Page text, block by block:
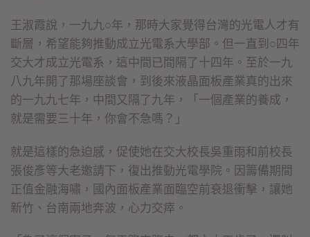
王淑霞說，一九九○年，那時大家覺得台灣的光電人才有
斷層，希望能夠推動成立光電系大學部。但一直到○四年
交大才成立光電系，這中間已間隔了十四年。至於一九
八九年開了那場座談會，到後來液晶面板產業真的出來
的一九九七年，中間又隔了九年，「一個產業的養成，
就是需要三十年，你會不急嗎？」
就是這樣的急迫感，促使她在交大校長吳重雨和前校長
張俊彥等大老邀請下，復出推動光電學院。因籌備期間
正值金融海嘯，國內面板產業面臨空前衰退衝擊，讓她
新竹、台南兩地奔波，心力交瘁。